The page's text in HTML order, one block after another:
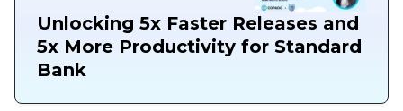
Unlocking 5x Faster Releases and
5x More Productivity for Standard
Bank